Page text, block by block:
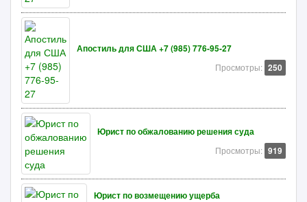
Апостиль для США +7 (985) 776-95-27
Просмотры: 250
Юрист по обжалованию решения суда
Просмотры: 919
Юрист по возмещению ущерба